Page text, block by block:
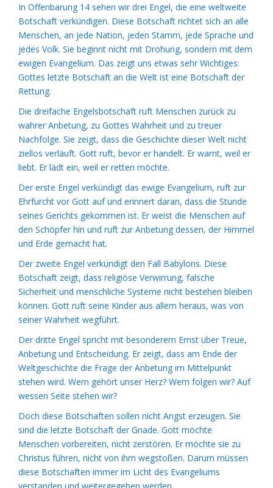
In Offenbarung 14 sehen wir drei Engel, die eine weltweite
Botschaft verkündigen. Diese Botschaft richtet sich an alle
Menschen, an jede Nation, jeden Stamm, jede Sprache und
jedes Volk. Sie beginnt nicht mit Drohung, sondern mit dem
ewigen Evangelium. Das zeigt uns etwas sehr Wichtiges:
Gottes letzte Botschaft an die Welt ist eine Botschaft der
Rettung.
Die dreifache Engelsbotschaft ruft Menschen zurück zu
wahrer Anbetung, zu Gottes Wahrheit und zu treuer
Nachfolge. Sie zeigt, dass die Geschichte dieser Welt nicht
ziellos verläuft. Gott ruft, bevor er handelt. Er warnt, weil er
liebt. Er lädt ein, weil er retten möchte.
Der erste Engel verkündigt das ewige Evangelium, ruft zur
Ehrfurcht vor Gott auf und erinnert daran, dass die Stunde
seines Gerichts gekommen ist. Er weist die Menschen auf
den Schöpfer hin und ruft zur Anbetung dessen, der Himmel
und Erde gemacht hat.
Der zweite Engel verkündigt den Fall Babylons. Diese
Botschaft zeigt, dass religiöse Verwirrung, falsche
Sicherheit und menschliche Systeme nicht bestehen bleiben
können. Gott ruft seine Kinder aus allem heraus, was von
seiner Wahrheit wegführt.
Der dritte Engel spricht mit besonderem Ernst über Treue,
Anbetung und Entscheidung. Er zeigt, dass am Ende der
Weltgeschichte die Frage der Anbetung im Mittelpunkt
stehen wird. Wem gehört unser Herz? Wem folgen wir? Auf
wessen Seite stehen wir?
Doch diese Botschaften sollen nicht Angst erzeugen. Sie
sind die letzte Botschaft der Gnade. Gott möchte
Menschen vorbereiten, nicht zerstören. Er möchte sie zu
Christus führen, nicht von ihm wegstoßen. Darum müssen
diese Botschaften immer im Licht des Evangeliums